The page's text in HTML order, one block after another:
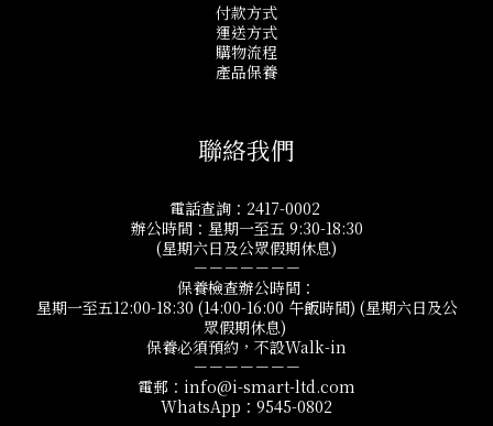
付款方式
運送方式
購物流程
產品保養
聯絡我們
電話查詢：2417-0002
辦公時間：星期一至五 9:30-18:30
(星期六日及公眾假期休息)
－－－－－－－
保養檢查辦公時間：
星期一至五12:00-18:30 (14:00-16:00 午飯時間) (星期六日及公
眾假期休息)
保養必須預約，不設Walk-in
－－－－－－－
電郵：info@i-smart-ltd.com
WhatsApp：9545-0802